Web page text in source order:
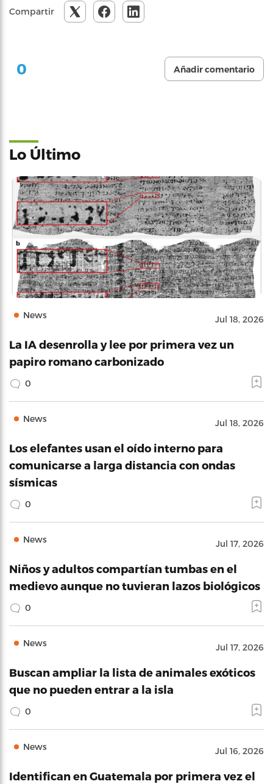
Compartir
0 Añadir comentario
Lo Último
News Jul 18, 2026
La IA desenrolla y lee por primera vez un
papiro romano carbonizado
0
News Jul 18, 2026
Los elefantes usan el oído interno para
comunicarse a larga distancia con ondas
sísmicas
0
News Jul 17, 2026
Niños y adultos compartían tumbas en el
medievo aunque no tuvieran lazos biológicos
0
News Jul 17, 2026
Buscan ampliar la lista de animales exóticos
que no pueden entrar a la isla
0
News Jul 16, 2026
Identifican en Guatemala por primera vez el